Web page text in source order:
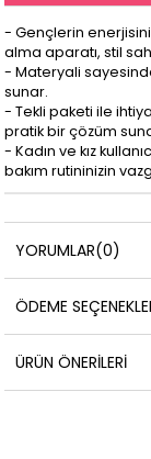
- Gençlerin enerjisini
alma aparatı, stil
- Materyali sayesinde
sunar.
- Tekli paketi ile
pratik bir çözüm
- Kadın ve kız
bakım rutininizin
YORUMLAR(0)
ÖDEME
ÜRÜN ÖNERILERI